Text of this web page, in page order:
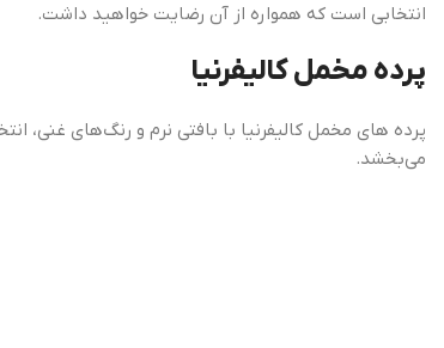
انتخابی است که همواره از آن رضایت خواهید داشت.
پرده مخمل کالیفرنیا
پرده های مخمل کالیفرنیا با بافتی نرم و رنگ‌های غنی،
می‌بخشد.